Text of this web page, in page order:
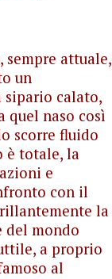
sempre attuale,
un
sipario calato,
quel naso così
scorre fluido
è totale, la
e
con il
la
del mondo
a proprio
al